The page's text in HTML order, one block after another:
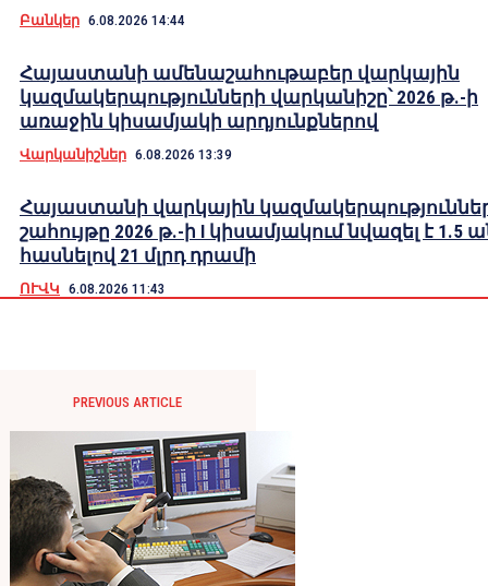
Բանկեր 6.08.2026 14:44
Հայաստանի ամենաշահութաբեր վարկային
կազմակերպությունների վարկանիշը՝ 2026 թ.-ի
առաջին կիսամյակի արդյունքներով
Վարկանիշներ 6.08.2026 13:39
Հայաստանի վարկային
շահույթը 2026 թ.-ի I կիսամյակում նվազել է 1.5
հասնելով 21 մլրդ դրամի
ՈՒՎԿ 6.08.2026 11:43
PREVIOUS ARTICLE